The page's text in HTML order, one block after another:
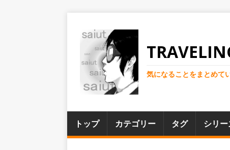
気になることをまとめて
トップ カテゴリー タグ シリ